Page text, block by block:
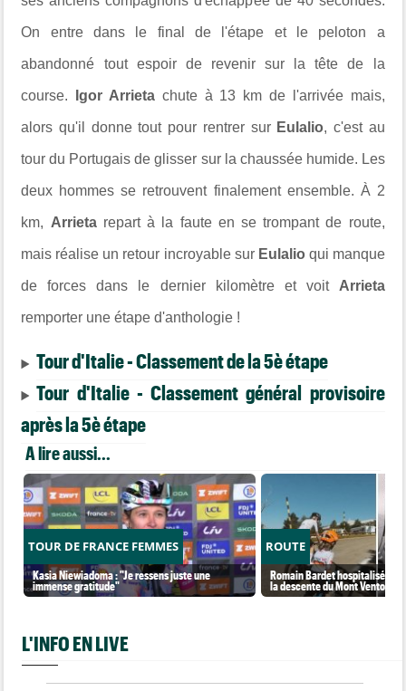
On entre dans le final de l'étape et le peloton a
abandonné tout espoir de revenir sur la tête de la
course. Igor Arrieta chute à 13 km de l'arrivée mais,
alors qu'il donne tout pour rentrer sur Eulalio, c'est au
tour du Portugais de glisser sur la chaussée humide. Les
deux hommes se retrouvent finalement ensemble. À 2
km, Arrieta repart à la faute en se trompant de route,
mais réalise un retour incroyable sur Eulalio qui manque
de forces dans le dernier kilomètre et voit Arrieta
remporter une étape d'anthologie !
Tour d'Italie - Classement de la 5è étape
Tour d'Italie - Classement général provisoire
après la 5è étape
A lire aussi...
TOUR DE FRANCE FEMMES
Kasia Niewiadoma : "Je ressens juste une
immense gratitude"
ROUTE
Romain Bardet hospitalisé
la descente du Mont Ventoux
L'INFO EN LIVE